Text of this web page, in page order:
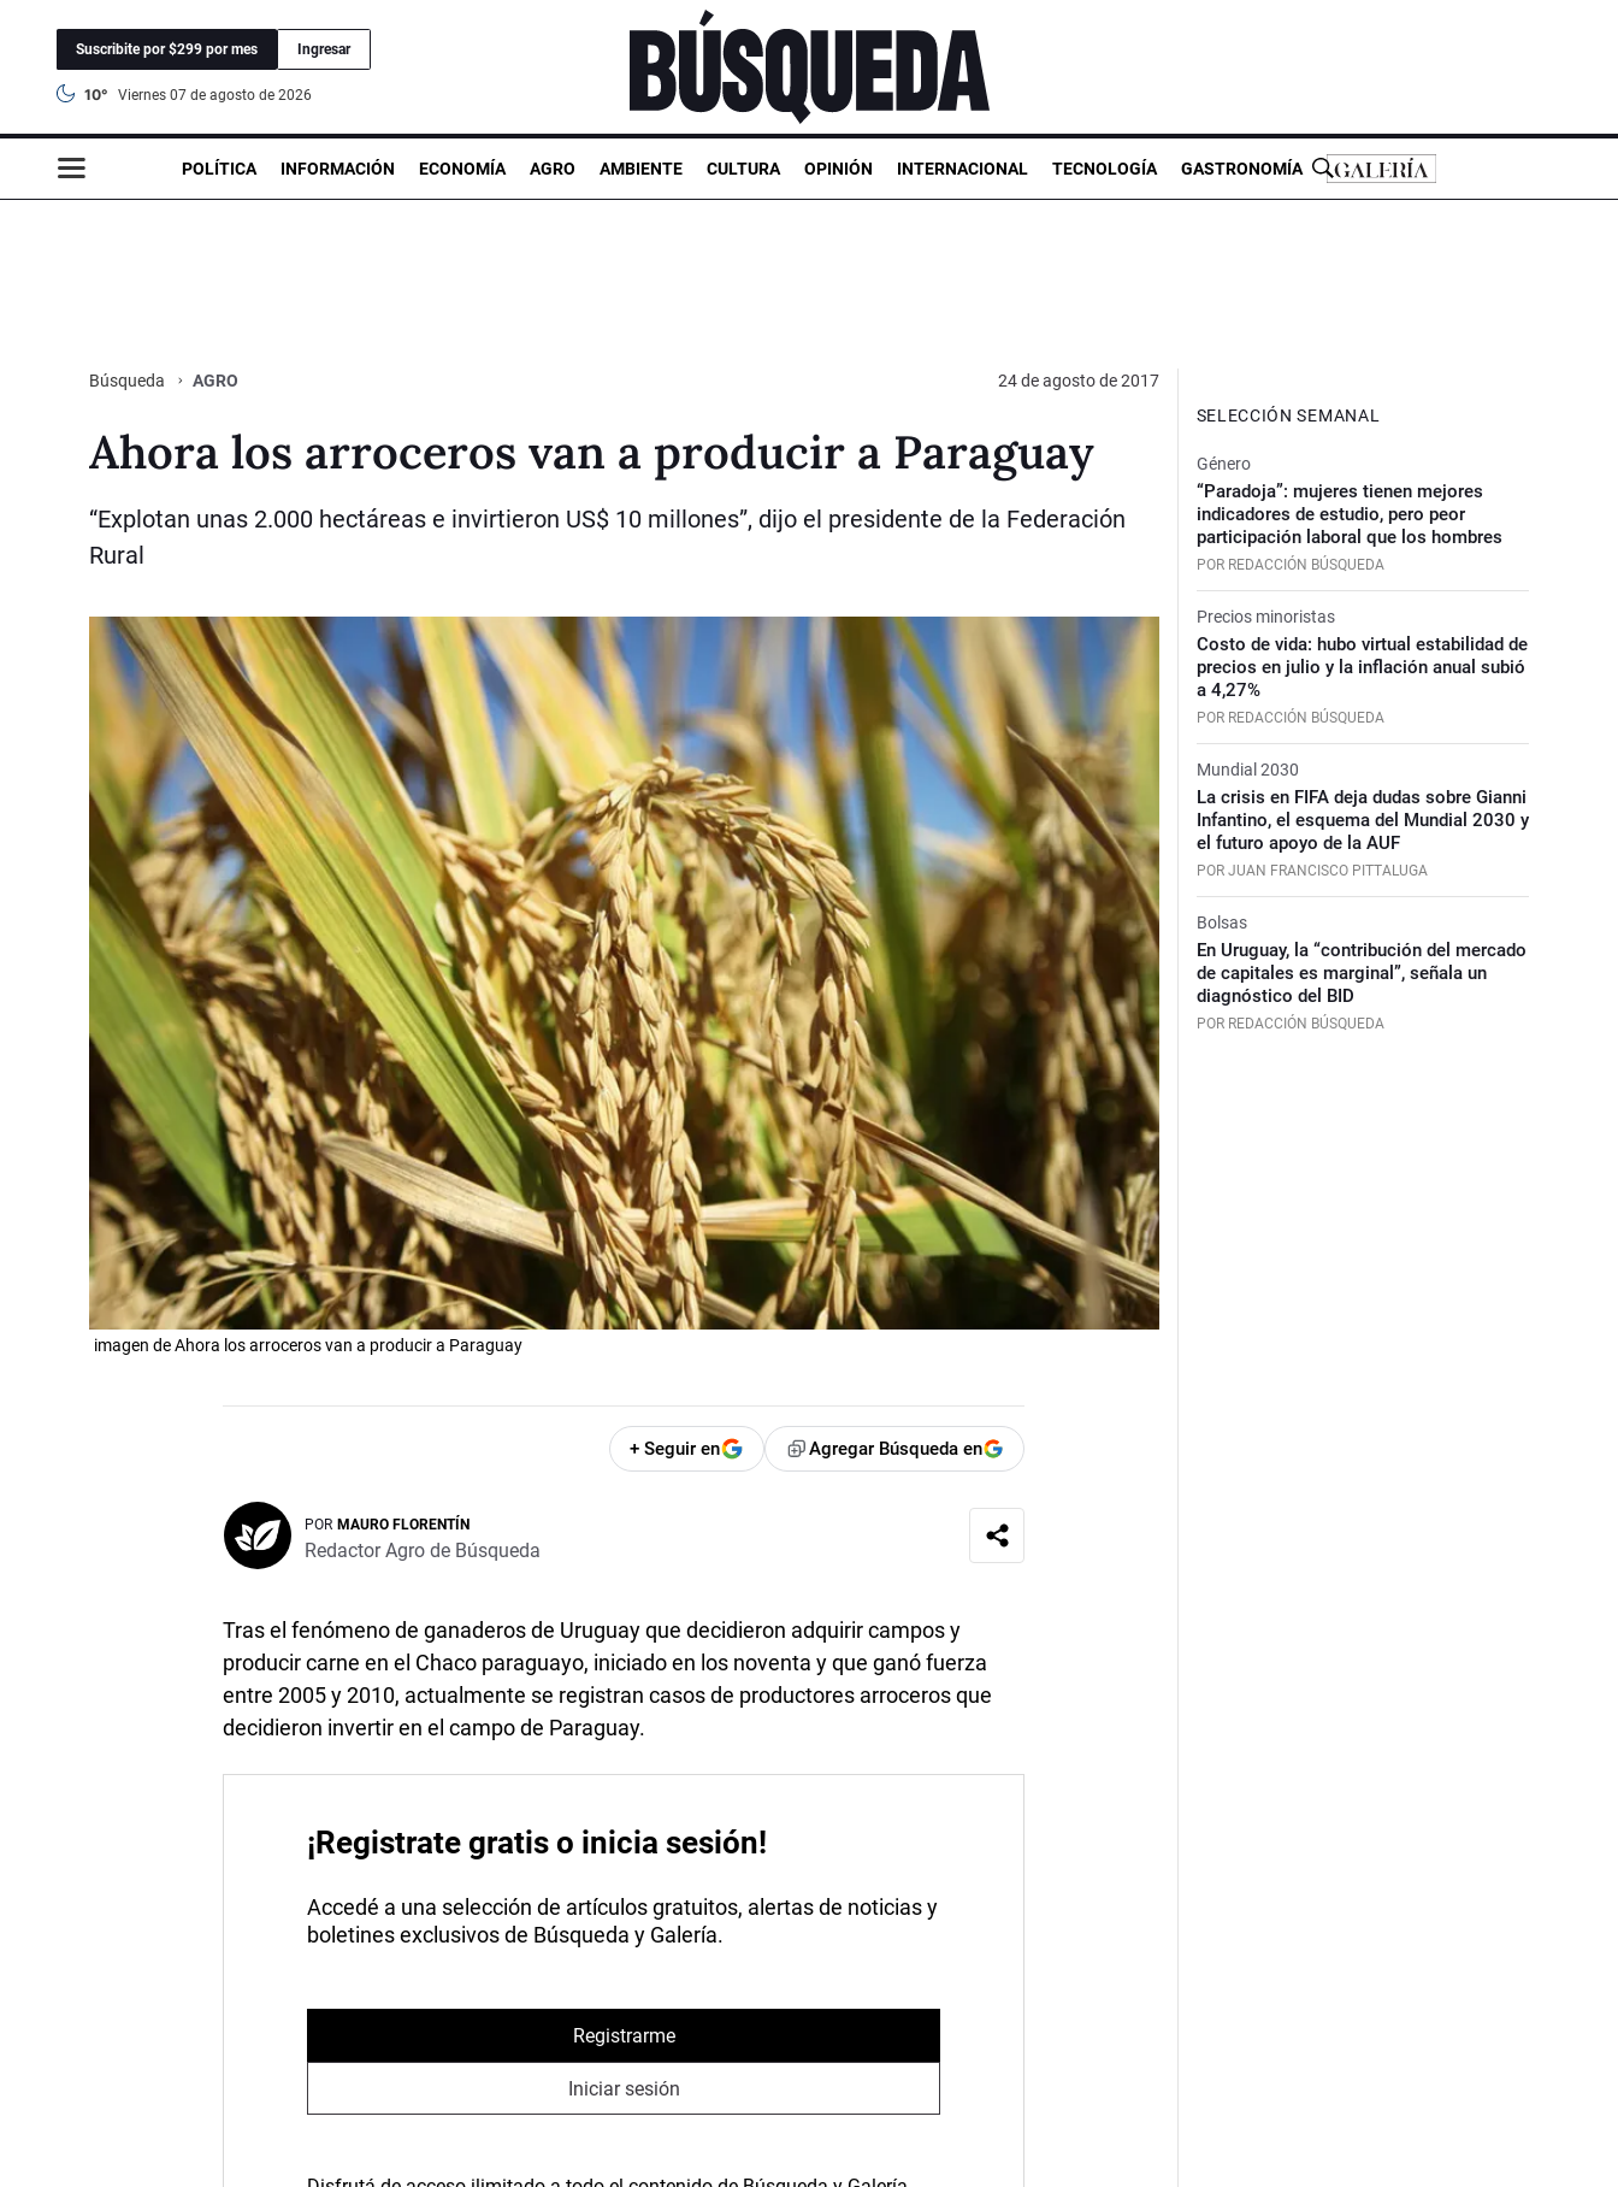
Suscribite por $299 por mes Ingresar
10° viernes 07 de agosto de 2026
POLÍTICA INFORMACIÓN ECONOMÍA AGRO AMBIENTE CULTURA OPINIÓN INTERNACIONAL TECNOLOGÍA GASTRONOMÍA
Búsqueda AGRO 24 de agosto de 2017
Ahora los arroceros van a producir a Paraguay
“Explotan unas 2.000 hectáreas e invirtieron US$ 10 millones”, dijo el presidente de la Federación
Rural
imagen de Ahora los arroceros van a producir a Paraguay
+ Seguir en Agregar Búsqueda en
POR MAURO FLORENTÍN
Redactor Agro de Búsqueda
Tras el fenómeno de ganaderos de Uruguay que decidieron adquirir campos y
producir carne en el Chaco paraguayo, iniciado en los noventa y que ganó fuerza
entre 2005 y 2010, actualmente se registran casos de productores arroceros que
decidieron invertir en el campo de Paraguay.
¡Registrate gratis o inicia sesión!
Accedé a una selección de artículos gratuitos, alertas de noticias y
boletines exclusivos de Búsqueda y Galería.
Registrarme
Iniciar sesión
SELECCIÓN SEMANAL
Género
“Paradoja”: mujeres tienen mejores
indicadores de estudio, pero peor
participación laboral que los hombres
POR REDACCIÓN BÚSQUEDA
Precios minoristas
Costo de vida: hubo virtual estabilidad de
precios en julio y la inflación anual subió
a 4,27%
POR REDACCIÓN BÚSQUEDA
Mundial 2030
La crisis en FIFA deja dudas sobre Gianni
Infantino, el esquema del Mundial 2030 y
el futuro apoyo de la AUF
POR JUAN FRANCISCO PITTALUGA
Bolsas
En Uruguay, la “contribución del mercado
de capitales es marginal”, señala un
diagnóstico del BID
POR REDACCIÓN BÚSQUEDA